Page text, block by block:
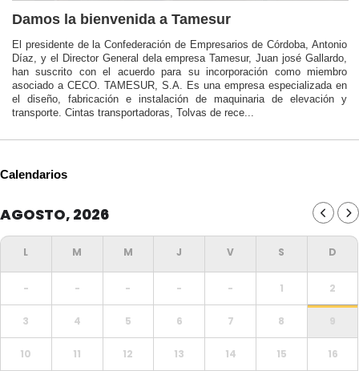
Damos la bienvenida a Tamesur
El presidente de la Confederación de Empresarios de Córdoba, Antonio
Díaz, y el Director General dela empresa Tamesur, Juan josé Gallardo,
han suscrito con el acuerdo para su incorporación como miembro
asociado a CECO. TAMESUR, S.A. Es una empresa especializada en
el diseño, fabricación e instalación de maquinaria de elevación y
transporte. Cintas transportadoras, Tolvas de rece...
Calendarios
AGOSTO, 2026
- - - - - 1 2
3 4 5 6 7 8 9
10 11 12 13 14 15 16